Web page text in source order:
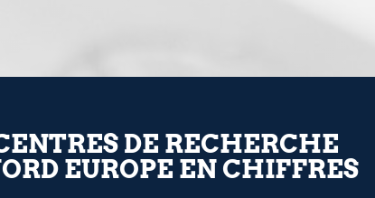
DE RECHERCHE
EUROPE EN CHIFFRES